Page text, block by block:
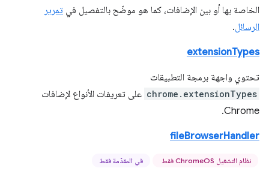
الخاصة بها أو بين الإضافات، كما هو موضّح بالتفصيل في تمرير
الرسائل.
extensionTypes
تحتوي واجهة برمجة التطبيقات
chrome.extensionTypes على تعريفات الأنواع لإضافات
Chrome.
fileBrowserHandler
نظام التشغيل ChromeOS فقط في المقدّمة فقط